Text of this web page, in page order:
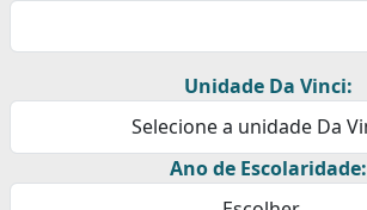
Unidade Da Vinci:
Ano de Escolaridade: